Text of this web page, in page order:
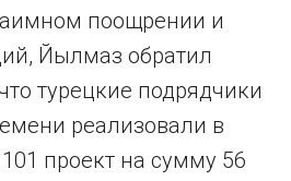
поощрении и
Йылмаз обратил
турецкие подрядчики
реализовали в
проект на сумму 56